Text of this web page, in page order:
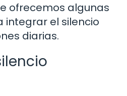
ofrecemos algunas
el silencio
diarias.